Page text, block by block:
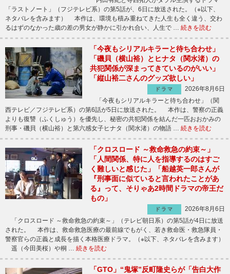
「ラストノート」（フジテレビ系）の第5話が、6日に放送された。（※以下、
ネタバレを含みます） 本作は、環境も積み重ねてきた人生も全く違う、交わ
るはずのなかった歳の差の男女が静かに引かれ合い、人生で … 続きを読む
「今夜もシリアルキラーと待ち合わせ」
「磯貝（横山裕）とヒナタ（関水渚）の
共犯関係が深まってきているのがいい」
「縦山裕二さんのグッズ欲しい」
ドラマ
2026年8月6日
「今夜もシリアルキラーと待ち合わせ」（関
西テレビ／フジテレビ系）の第6話が5日に放送された。 本作は、警察の正義
よりも復讐（ふくしゅう）を優先し、秘密の共犯関係を結んだ一匹おおかみの
刑事・磯貝（横山裕）と第六感女子ヒナタ（関水渚）の物語 … 続きを読む
「クロスロード ～救命救急の約束～」
「人間関係、特に人を指導するのはすご
く難しいと感じた」「船越英一郎さんが
『刑事面に似ていると言われたことがあ
る』って、そりゃあ2時間ドラマの帝王だ
もの」
ドラマ
2026年8月6日
「クロスロード ～救命救急の約束～」（テレビ朝日系）の第5話が4日に放送
された。 本作は、救命救急医療の最前線でもがく、若き救命医・救急隊員・
警察官らの正義と成長を描く本格医療ドラマ。（※以下、ネタバレを含みます）
遥（今田美桜）や桐 … 続きを読む
「GTO」“鬼塚”反町隆史らが「告白大作